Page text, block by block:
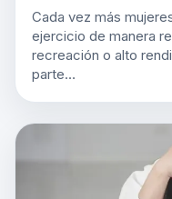
Cada vez más
ejercicio de manera
recreación o alto
parte…